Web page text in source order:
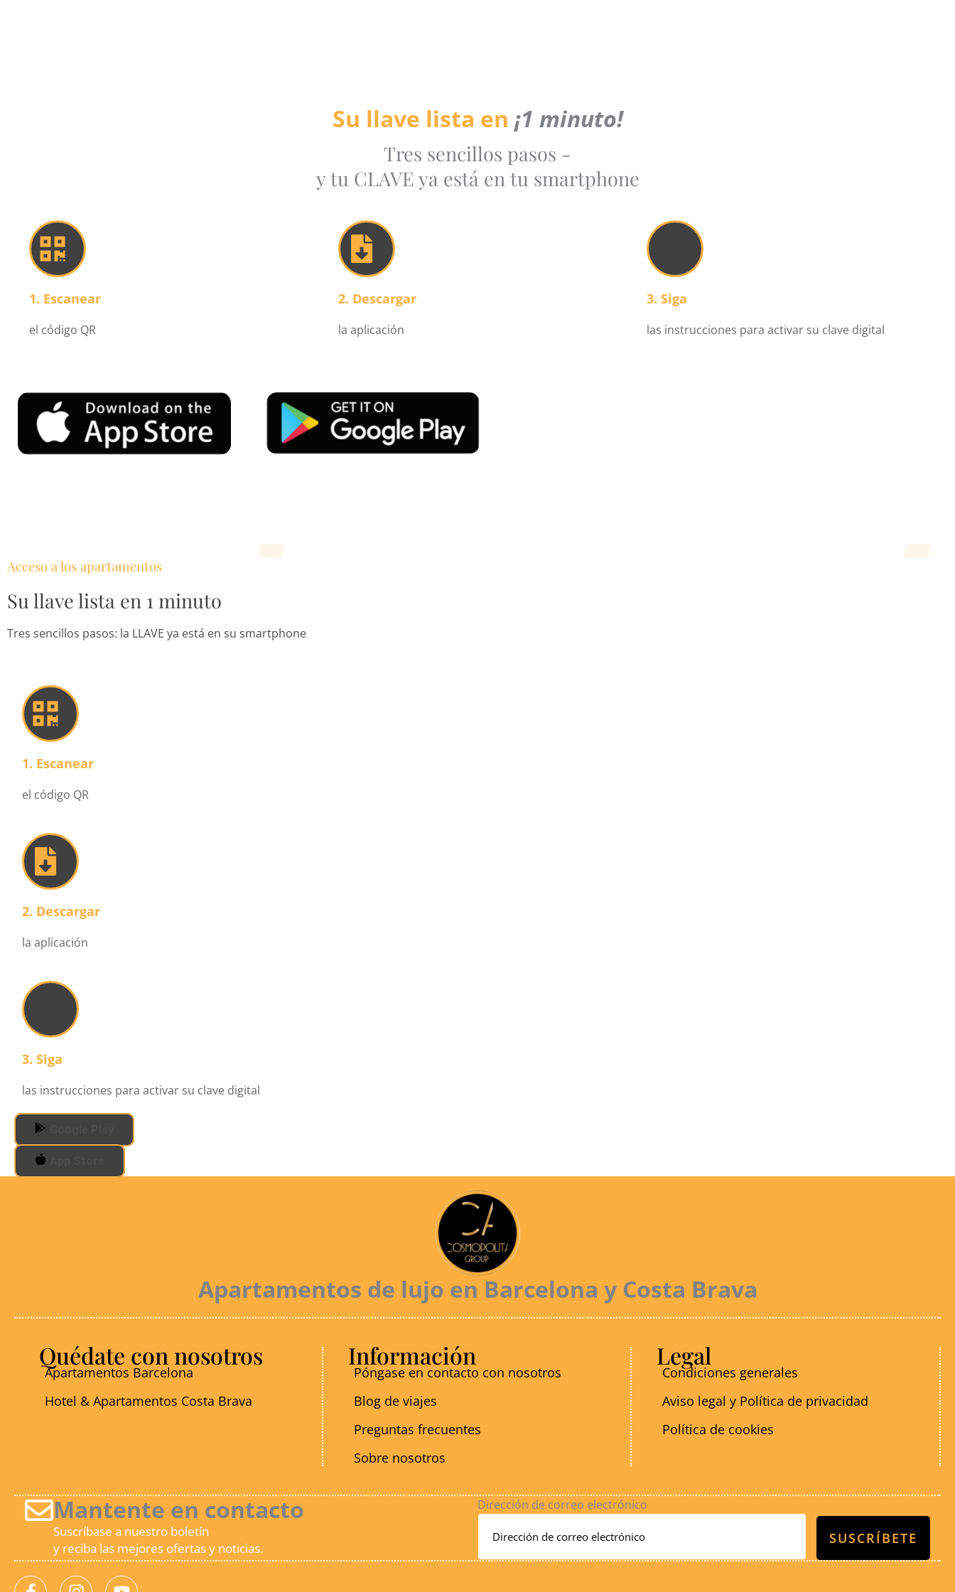
Su llave lista en ¡1 minuto!
Tres sencillos pasos -
y tu CLAVE ya está en tu smartphone
1. Escanear
el código QR
2. Descargar
la aplicación
3. Siga
las instrucciones para activar su clave digital
Acceso a los apartamentos
Su llave lista en 1 minuto
Tres sencillos pasos: la LLAVE ya está en su smartphone
1. Escanear
el código QR
2. Descargar
la aplicación
3. Siga
las instrucciones para activar su clave digital
Apartamentos de lujo en Barcelona y Costa Brava
Quédate con nosotros
Apartamentos Barcelona
Hotel & Apartamentos Costa Brava
Información
Póngase en contacto con nosotros
Blog de viajes
Preguntas frecuentes
Sobre nosotros
Legal
Condiciones generales
Aviso legal y Política de privacidad
Política de cookies
Mantente en contacto
Suscríbase a nuestro boletín
y reciba las mejores ofertas y noticias.
Dirección de correo electrónico
SUSCRÍBETE
F I Y